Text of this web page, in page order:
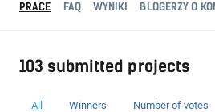
PRACE FAQ WYNIKI BLOGERZY O
103 submitted projects
All Winners Number of votes